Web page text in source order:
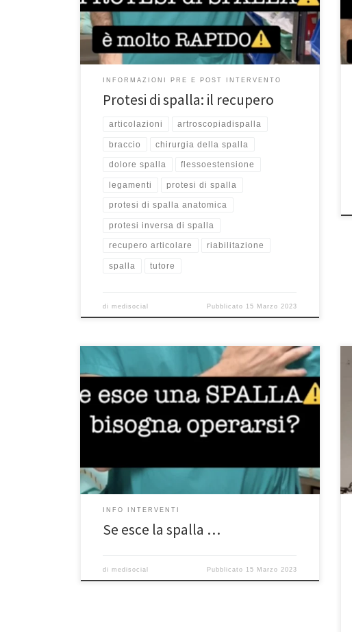
rapido. Dovrete portare il tutore per due o tre
settimane però non è che lo dovrete portare sempre.
[…]
INFORMAZIONI PRE E POST INTERVENTO
Protesi di spalla: il recupero
articolazioni artroscopiadispalla
braccio chirurgia della spalla
dolore spalla flessoestensione
legamenti protesi di spalla
protesi di spalla anatomica
protesi inversa di spalla
recupero articolare riabilitazione
spalla tutore
dimedisocial Pubblicato 15 Marzo 2023
Se esce la spalla bisogna operarsi? Prof. Francesco
Franceschi chirurgo ortopedico di spalla a Roma –
Ospedale San Pietro Fatebenefratelli – Università
Unicamillus Se la nostra spalla esce, bisogna operarsi?
Non sempre. Bisogna operarla soprattutto nei pazienti
INFO INTERVENTI
Se esce la spalla …
dimedisocial Pubblicato 15 Marzo 2023